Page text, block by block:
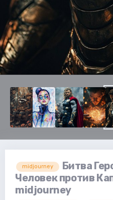
midjourney
Битва
Человек против
midjourney